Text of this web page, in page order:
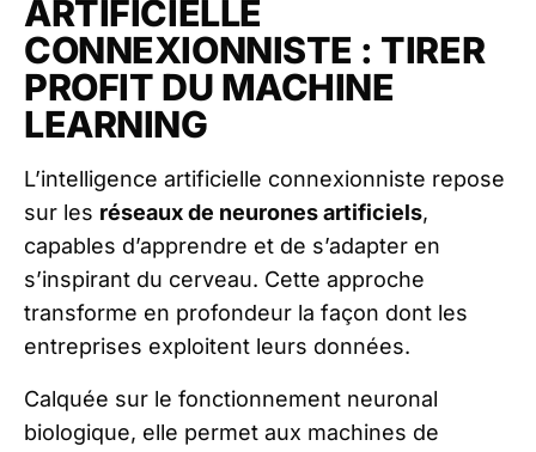
ARTIFICIELLE
CONNEXIONNISTE : TIRER
PROFIT DU MACHINE
LEARNING
L’intelligence artificielle connexionniste repose
sur les réseaux de neurones artificiels,
capables d’apprendre et de s’adapter en
s’inspirant du cerveau. Cette approche
transforme en profondeur la façon dont les
entreprises exploitent leurs données.
Calquée sur le fonctionnement neuronal
biologique, elle permet aux machines de